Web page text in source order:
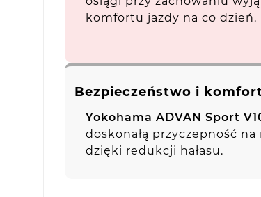
komfortu jazdy na co dzień.
Bezpieczeństwo i
Yokohama ADVAN Sport
doskonałą przyczepność
dzięki redukcji hałasu.